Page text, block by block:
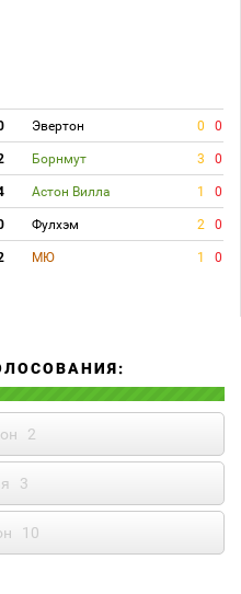
Эвертон 0 0
Борнмут 3 0
Астон Вилла 1 0
Фулхэм 2 0
МЮ 1 0
2
3
10